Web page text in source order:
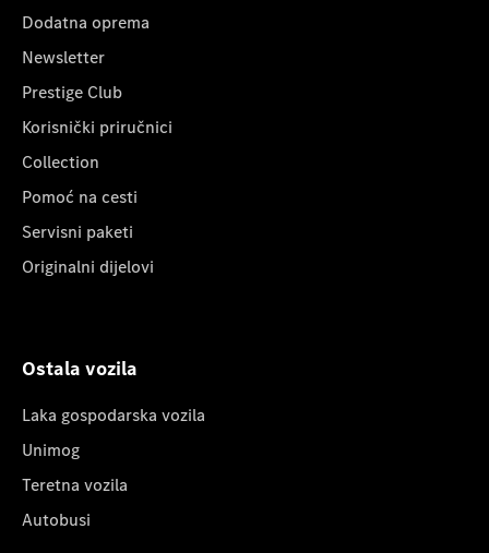
Dodatna oprema
Newsletter
Prestige Club
Korisnički priručnici
Collection
Pomoć na cesti
Servisni paketi
Originalni dijelovi
Ostala vozila
Laka gospodarska vozila
Unimog
Teretna vozila
Autobusi